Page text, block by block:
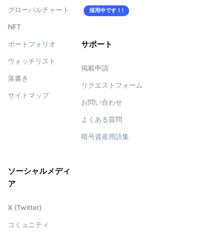
グローバルチャート
NFT
ポートフォリオ
ウォッチリスト
落書き
サイトマップ
採用中です！!
サポート
掲載申請
リクエストフォーム
お問い合わせ
よくある質問
暗号資産用語集
ソーシャルメディ
ア
X (Twitter)
コミュニティ